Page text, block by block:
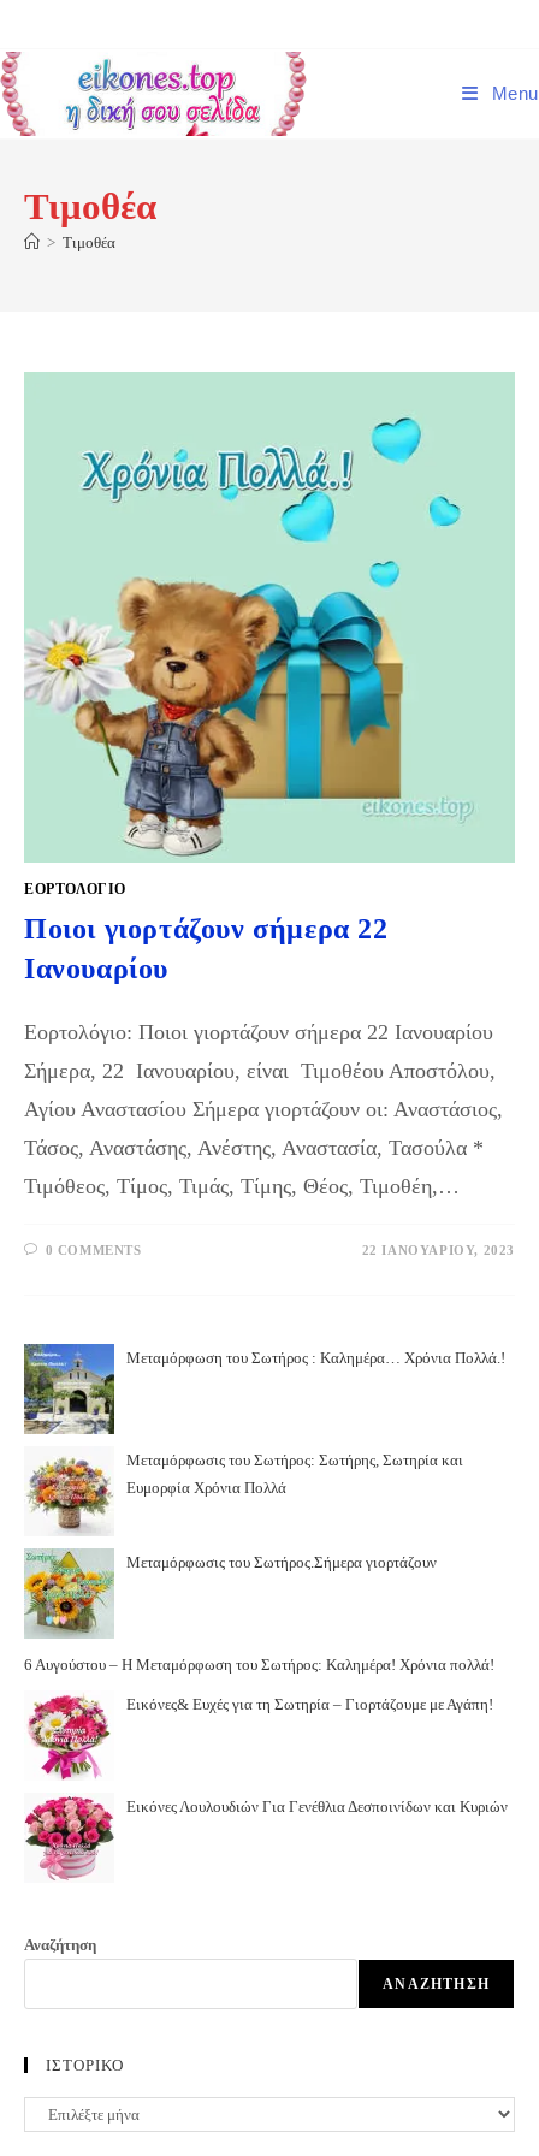
content
Menu
Τιμοθέα
> Τιμοθέα
ΕΟΡΤΟΛΟΓΙΟ
Ποιοι γιορτάζουν σήμερα 22
Ιανουαρίου
Εορτολόγιο: Ποιοι γιορτάζουν σήμερα 22 Ιανουαρίου
Σήμερα, 22 Ιανουαρίου, είναι Τιμοθέου Αποστόλου,
Αγίου Αναστασίου Σήμερα γιορτάζουν οι: Αναστάσιος,
Τάσος, Αναστάσης, Ανέστης, Αναστασία, Τασούλα *
Τιμόθεος, Τίμος, Τιμάς, Τίμης, Θέος, Τιμοθέη,…
0 COMMENTS 22 ΙΑΝΟΥΑΡΊΟΥ, 2023
Μεταμόρφωση του Σωτήρος : Καλημέρα… Χρόνια Πολλά.!
Μεταμόρφωσις του Σωτήρος: Σωτήρης, Σωτηρία και
Ευμορφία Χρόνια Πολλά
Μεταμόρφωσις του Σωτήρος.Σήμερα γιορτάζουν
6 Αυγούστου – Η Μεταμόρφωση του Σωτήρος: Καλημέρα! Χρόνια πολλά!
Εικόνες& Ευχές για τη Σωτηρία – Γιορτάζουμε με Αγάπη!
Εικόνες Λουλουδιών Για Γενέθλια Δεσποινίδων και Κυριών
Αναζήτηση
ΑΝΑΖΉΤΗΣΗ
ΙΣΤΟΡΙΚΟ
ΙΣΤΟΡΙΚΟ